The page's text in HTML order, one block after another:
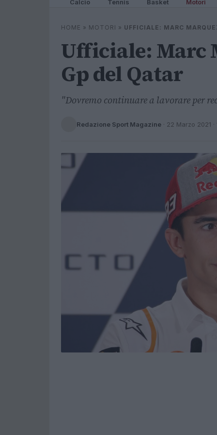
Calcio Tennis Basket Motori
HOME » MOTORI » UFFICIALE: MARC
Ufficiale: Marc
Gp del Qatar
"Dovremo continuare a lavorare per
Redazione Sport Magazine · 22 Marzo 2021